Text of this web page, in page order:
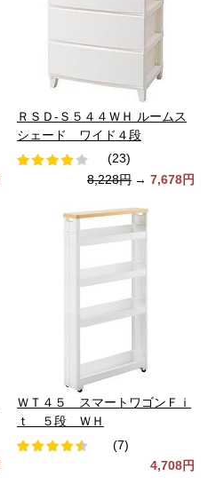
ＲＳＤ-Ｓ５４４ＷＨ ルームス
シェード ワイド４段
(23)
8,228円 → 7,678円
ＷＴ４５ スマートワゴンＦｉ
ｔ ５段 ＷＨ
(7)
4,708円